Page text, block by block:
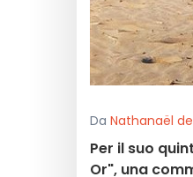
Da Nathanaël
Per il suo
Or", una